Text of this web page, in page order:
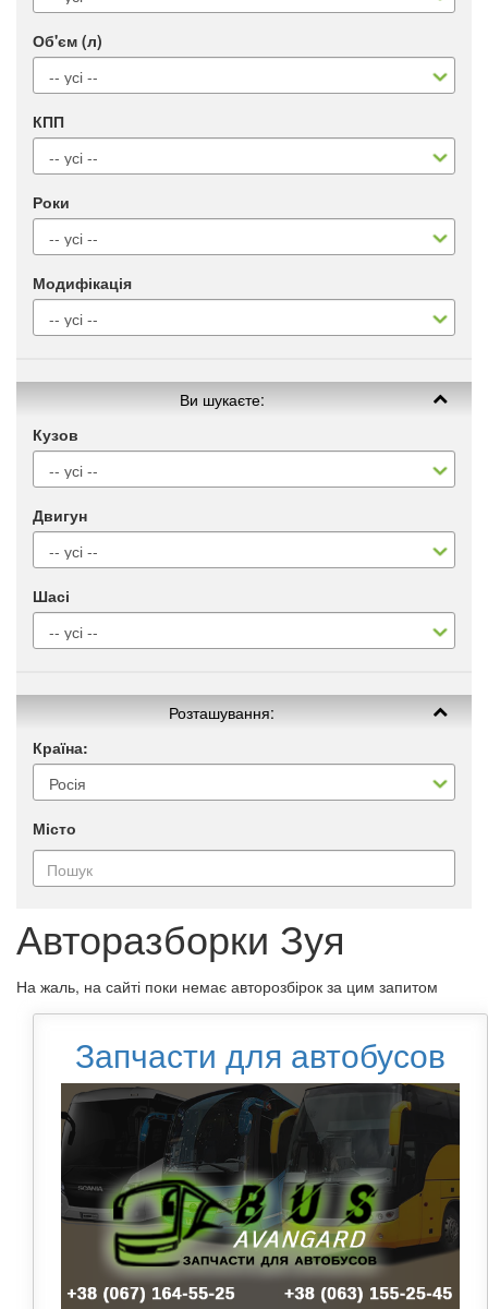
Об'єм (л)
КПП
Роки
Модифікація
Ви шукаєте:
Кузов
Двигун
Шасі
Розташування:
Країна:
Місто
Авторазборки Зуя
На жаль, на сайті поки немає авторозбірок за цим запитом
Запчасти для автобусов